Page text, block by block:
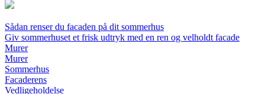
Sådan renser du facaden på dit sommerhus
Giv sommerhuset et frisk udtryk med en ren og velholdt facade
Murer
Murer
Sommerhus
Facaderens
Vedligeholdelse